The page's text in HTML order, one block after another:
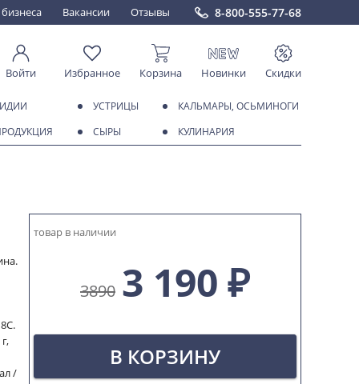
Вакансии Отзывы 8-800-555-77-68
Войти Избранное Корзина Новинки Скидки
УСТРИЦЫ
КАЛЬМАРЫ, ОСЬМИНОГИ
СЫРЫ КУЛИНАРИЯ
/
товар в наличии
3890 3 190 ₽
В КОРЗИНУ